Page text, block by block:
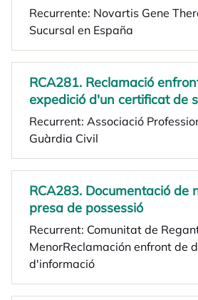
Recurrente: Novartis Gene
Sucursal en España
RCA281. Reclamació
expedició d'un certificat de
Recurrent: Associació
Guàrdia Civil
RCA283. Documentació de
presa de possessió
Recurrent: Comunitat de
MenorReclamación enfront de
d'informació